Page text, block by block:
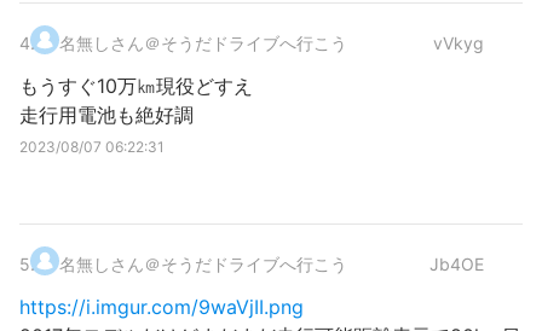
4. 名無しさん＠そうだドライブへ行こう vVkyg
もうすぐ10万㎞現役どすえ
走行用電池も絶好調
2023/08/07 06:22:31
5. 名無しさん＠そうだドライブへ行こう Jb4OE
https://i.imgur.com/9waVjII.png